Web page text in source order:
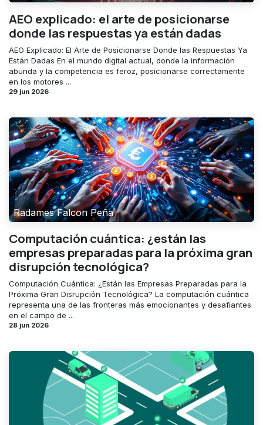
AEO explicado: el arte de posicionarse
donde las respuestas ya están dadas
AEO Explicado: El Arte de Posicionarse Donde las Respuestas Ya
Están Dadas En el mundo digital actual, donde la información
abunda y la competencia es feroz, posicionarse correctamente
en los motores ...
29 jun 2026
Radames Falcon Peña
Computación cuántica: ¿están las
empresas preparadas para la próxima gran
disrupción tecnológica?
Computación Cuántica: ¿Están las Empresas Preparadas para la
Próxima Gran Disrupción Tecnológica? La computación cuántica
representa una de las fronteras más emocionantes y desafiantes
en el campo de ...
28 jun 2026